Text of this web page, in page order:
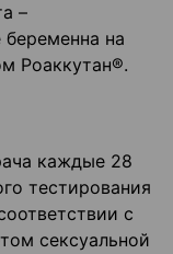
–
беременна на
Роаккутан®.
каждые 28
тестирования
с
сексуальной